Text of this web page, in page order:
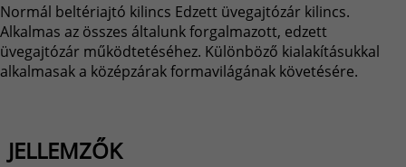
Normál beltériajtó kilincs Edzett üvegajtózár kilincs.
Alkalmas az összes általunk forgalmazott, edzett
üvegajtózár működtetéséhez. Különböző kialakításukkal
alkalmasak a középzárak formavilágának követésére.
JELLEMZŐK